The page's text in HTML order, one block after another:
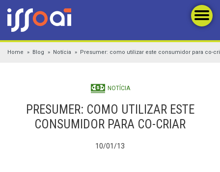
Home Blog Notícia Presumer: como utilizar este consumidor para co-
NOTÍCIA
PRESUMER: COMO UTILIZAR ESTE
CONSUMIDOR PARA CO-CRIAR
10/01/13